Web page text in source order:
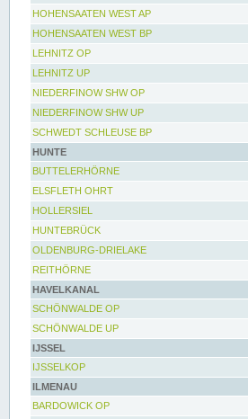
HOHENSAATEN WEST AP
HOHENSAATEN WEST BP
LEHNITZ OP
LEHNITZ UP
NIEDERFINOW SHW OP
NIEDERFINOW SHW UP
SCHWEDT SCHLEUSE BP
HUNTE
BUTTELERHÖRNE
ELSFLETH OHRT
HOLLERSIEL
HUNTEBRÜCK
OLDENBURG-DRIELAKE
REITHÖRNE
HAVELKANAL
SCHÖNWALDE OP
SCHÖNWALDE UP
IJSSEL
IJSSELKOP
ILMENAU
BARDOWICK OP